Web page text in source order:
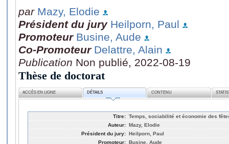
par Mazy, Elodie
Président du jury Heilporn, Paul
Promoteur Busine, Aude
Co-Promoteur Delattre, Alain
Publication Non publié, 2022-08-19
Thèse de doctorat
ACCÈS EN LIGNE DÉTAILS CONTENU
Titre: Temps, sociabilité et économie des
Auteur: Mazy, Elodie
Président du jury: Heilporn, Paul
Promoteur: Busine, Aude